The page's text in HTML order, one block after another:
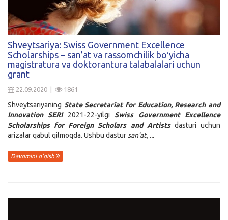
Shveytsariya: Swiss Government Excellence
Scholarships – san’at va rassomchilik boʻyicha
magistratura va doktorantura talabalalari uchun
grant
22.09.2020 | 1861
Shveytsariyaning State Secretariat for Education, Research and
Innovation SERI2021-22-yilgi Swiss Government Excellence
Scholarships for Foreign Scholars and Artists dasturi uchun
arizalar qabul qilmoqda. Ushbu dastur san’at, ...
Davomini o'qish